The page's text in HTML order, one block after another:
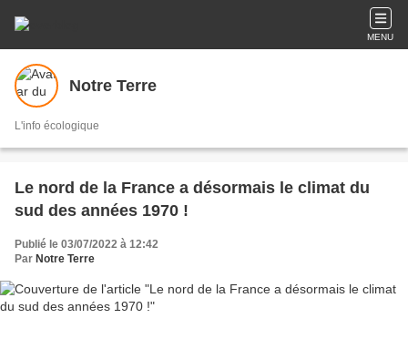
MENU
Notre Terre
L'info écologique
Le nord de la France a désormais le climat du
sud des années 1970 !
Publié le 03/07/2022 à 12:42
Par Notre Terre